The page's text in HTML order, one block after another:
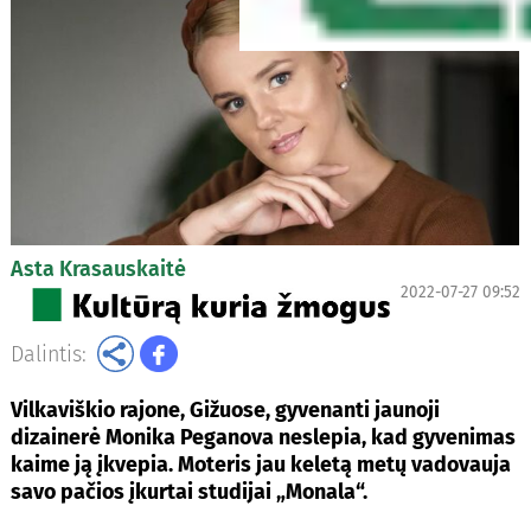
Asta Krasauskaitė
2022-07-27 09:52
Dalintis:
Vilkaviškio rajone, Gižuose, gyvenanti jaunoji
dizainerė Monika Peganova neslepia, kad gyvenimas
kaime ją įkvepia. Moteris jau keletą metų vadovauja
savo pačios įkurtai studijai „Monala“.